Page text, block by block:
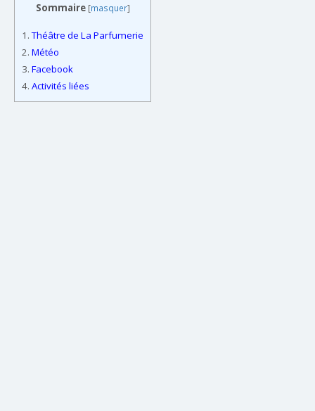
Sommaire [masquer]
1.Théâtre de La Parfumerie
2. Météo
3. Facebook
4. Activités liées